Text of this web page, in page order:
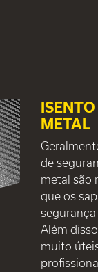
METAL
de
metal são
que os
Além
muito